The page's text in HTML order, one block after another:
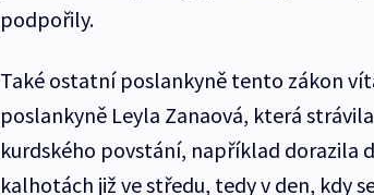
podpořily.
Také ostatní poslankyně tento zákon
poslankyně Leyla Zanaová, která
kurdského povstání, například dorazila
kalhotách již ve středu, tedy v den, kdy